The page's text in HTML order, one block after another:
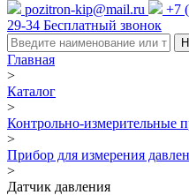
pozitron-kip@mail.ru +7
29-34 Бесплатный звонок
Главная
>
Каталог
>
Контрольно-измерительные
>
Прибор для измерения
>
Датчик давления